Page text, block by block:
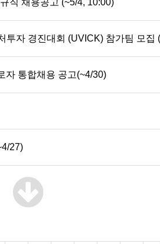
직 채용공고 (~5/4, 10:00)
투자 경진대회 (UVICK) 참가팀 모집
자 통합채용 공고(~4/30)
27)